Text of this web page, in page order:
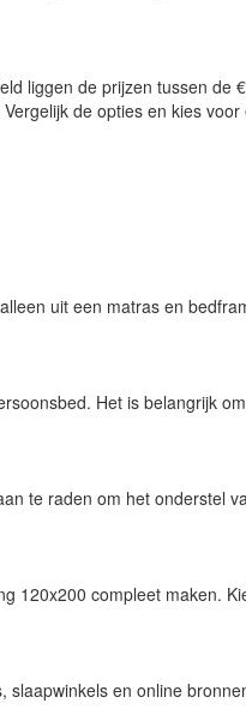
liggen de prijzen tussen de
de opties en kies
uit een matras en
Het is belangrijk
te raden om het onderstel
120x200 compleet maken.
en online